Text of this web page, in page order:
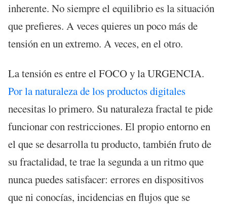
inherente. No siempre el equilibrio es la situación
que prefieres. A veces quieres un poco más de
tensión en un extremo. A veces, en el otro.
La tensión es entre el FOCO y la URGENCIA.
Por la naturaleza de los productos digitales
necesitas lo primero. Su naturaleza fractal te pide
funcionar con restricciones. El propio entorno en
el que se desarrolla tu producto, también fruto de
su fractalidad, te trae la segunda a un ritmo que
nunca puedes satisfacer: errores en dispositivos
que ni conocías, incidencias en flujos que se